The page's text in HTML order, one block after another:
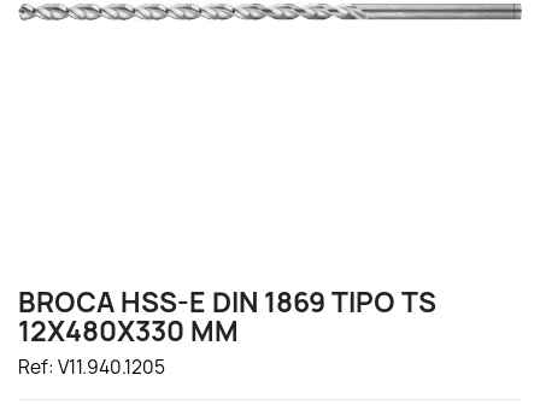
BROCA HSS-E DIN 1869 TIPO TS
12X480X330 MM
Ref: V11.940.1205